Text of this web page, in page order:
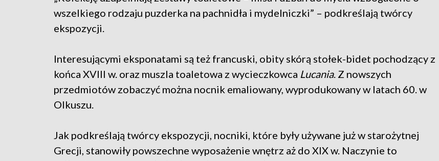
wszelkiego rodzaju puzderka na pachnidła i mydelniczki” – podkreślają twórcy
ekspozycji.
Interesującymi eksponatami są też francuski, obity skórą stołek-bidet pochodzący z
końca XVIII w. oraz muszla toaletowa z wycieczkowca Lucania. Z nowszych
przedmiotów zobaczyć można nocnik emaliowany, wyprodukowany w latach 60. w
Olkuszu.
Jak podkreślają twórcy ekspozycji, nocniki, które były używane już w starożytnej
Grecji, stanowiły powszechne wyposażenie wnętrz aż do XIX w. Naczynie to